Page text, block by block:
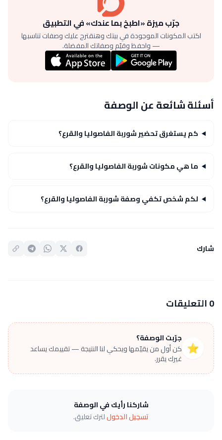
جرّب ميزة «اطبخ بما عندك» في التطبيق
اكتب المكونات الموجودة في بيتك وهنقترح عليك وصفات تناسبها
— واحفظ وقيّم وصفاتك المفضلة.
أسئلة شائعة عن الوصفة
كم يستغرق تحضير شوربة الفاصوليا والقرع؟
ما هي مكونات شوربة الفاصوليا والقرع؟
لكم شخص تكفي وصفة شوربة الفاصوليا والقرع؟
شارك
0 التعليقات
⭐
جرّبت الوصفة؟
كن أول من يقيّمها ويحكي لنا النتيجة — تقييمك يساعد
غيرك يقرر.
شاركنا رأيك في الوصفة
تسجيل الدخوللترك تعليق.